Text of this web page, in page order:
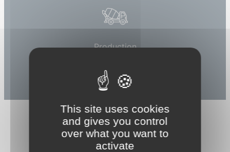
Production
This site uses cookies
and gives you control
over what you want to
activate